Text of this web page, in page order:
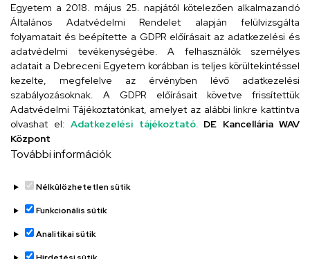
Szervezeti telefonkönyv
UD telefonkönyv
Titkárság
Egyetem a 2018. május 25. napjától kötelezően alkalmazandó
Általános Adatvédelmi Rendelet alapján felülvizsgálta
folyamatait és beépítette a GDPR előírásait az adatkezelési és
adatvédelmi tevékenységébe. A felhasználók személyes
adatait a Debreceni Egyetem korábban is teljes körültekintéssel
kezelte, megfelelve az érvényben lévő adatkezelési
szabályozásoknak. A GDPR előírásait követve frissítettük
Adatvédelmi Tájékoztatónkat, amelyet az alábbi linkre kattintva
olvashat el: Adatkezelési tájékoztató. DE Kancellária WAV
Központ
További információk
Nélkülözhetetlen sütik
Funkcionális sütik
Analitikai sütik